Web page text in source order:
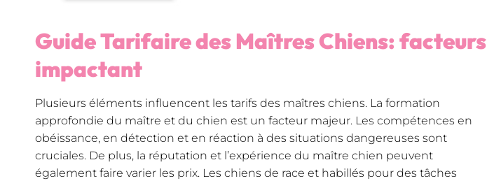
Guide Tarifaire des Maîtres Chiens: facteurs
impactant
Plusieurs éléments influencent les tarifs des maîtres chiens. La formation
approfondie du maître et du chien est un facteur majeur. Les compétences en
obéissance, en détection et en réaction à des situations dangereuses sont
cruciales. De plus, la réputation et l’expérience du maître chien peuvent
également faire varier les prix. Les chiens de race et habillés pour des tâches